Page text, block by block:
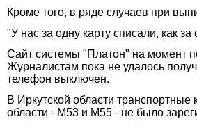
Кроме того, в ряде случаев при
"У нас за одну карту списали, как
Сайт системы "Платон" на момент
Журналистам пока не удалось
телефон выключен.
В Иркутской области
области - М53 и М55 - не было